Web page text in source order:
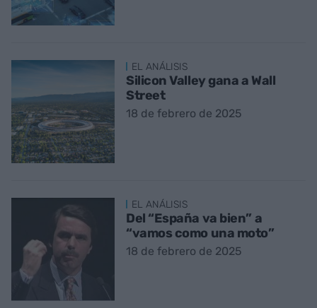
EL ANÁLISIS
Silicon Valley gana a Wall
Street
18 de febrero de 2025
EL ANÁLISIS
Del “España va bien” a
“vamos como una moto”
18 de febrero de 2025